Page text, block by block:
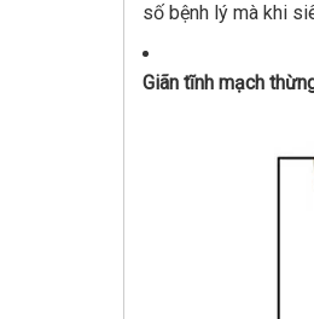
số bệnh lý mà khi
Giãn tĩnh mạch